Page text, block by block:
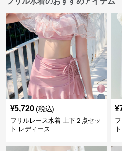
¥5,720 (税込)
フリルレース水着 上下２点セッ
ト レディース
¥